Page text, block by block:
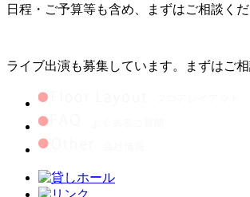
日程・ご予算等も含め、まずはご相談くだ
ライブ出演も募集しています。まずはご相